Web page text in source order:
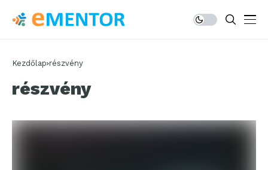
Kezdőlap részvény
részvény